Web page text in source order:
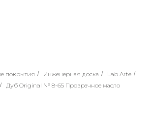
покрытия / Инженерная доска / Lab Arte /
/ Дуб Original № 8-65 Прозрачное масло